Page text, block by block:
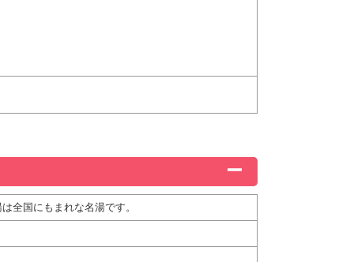
全国にもまれな名湯です。